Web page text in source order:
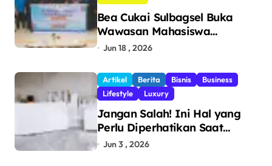
Bea Cukai Sulbagsel Buka
Wawasan Mahasiswa
Politeknik Bosowa tentang
dan Pencegahan Barang
Ilegal
Jun 18 , 2026
Artikel Berita Bisnis
Business
Lifestyle
Luxury
Jangan Salah! Ini Hal yang
Perlu Diperhatikan Saat
Pasang Big Slab
Jun 3 , 2026